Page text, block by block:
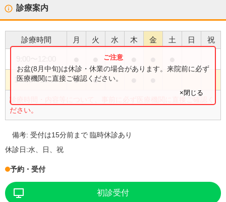
診療案内
診療時間 月 火 水 木 金 土 日 祝
14:30〜18:30 ● ●
診療時間・内容等について、事前に必ず医療機関に直接ご確認く
ださい。
お盆(8月中旬)は休診・休業の場合があります。来院前に必ず
医療機関に直接ご確認ください。
×閉じる
備考:受付は15分前まで 臨時休診あり
休診日:水、日、祝
予約・受付
初診受付